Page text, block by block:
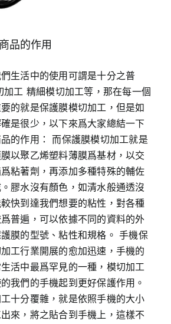
品的作用
生活中的使用可謂是十分之普
工 精細模切加工等，那在每一個
的就是保護膜模切加工，但是如
是很少，以下來爲大家總結一下
的作用： 而保護膜模切加工就是
以聚乙烯塑料薄膜爲基材，以交
粘著劑，再添加多種特殊的輔佐
膠水沒有顏色，如清水般通透沒
快到達我們想要的粘性，對各種
普遍，可以依據不同的資料的外
膜的型號、粘性和規格。 手機保
工行業開展的愈加迅速，手機的
活中最爲罕見的一種，模切加工
我們的手機起到更好保護作用。
十分覆雜，就是依照手機的大小
來，將之貼合到手機上，這樣不